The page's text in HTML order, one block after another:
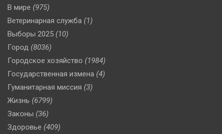
В мире (975)
Ветеринарная служба (1)
Выборы 2025 (10)
Город (8036)
Городское хозяйство (1984)
Государственная измена (4)
Гуманитарная миссия (3)
Жизнь (6799)
Законы (36)
Здоровье (409)